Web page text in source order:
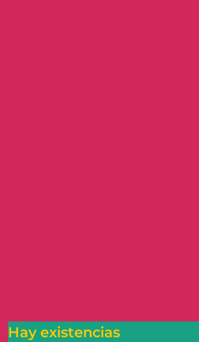
Hay existencias